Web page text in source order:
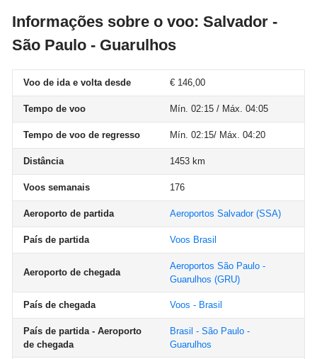
Informações sobre o voo: Salvador -
São Paulo - Guarulhos
Voo de ida e volta desde € 146,00
Tempo de voo Mín. 02:15 / Máx. 04:05
Tempo de voo de regresso Mín. 02:15/ Máx. 04:20
Distância 1453 km
Voos semanais 176
Aeroporto de partida Aeroportos Salvador(SSA)
País de partida Voos Brasil
Aeroporto de chegada
Aeroportos São Paulo -
Guarulhos (GRU)
País de chegada Voos - Brasil
País de partida - Aeroporto
de chegada
Brasil - São Paulo -
Guarulhos